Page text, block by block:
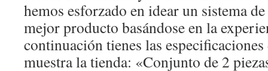
hemos esforzado en idear un sistema
mejor producto basándose en la
continuación tienes las
muestra la tienda: «Conjunto de 2